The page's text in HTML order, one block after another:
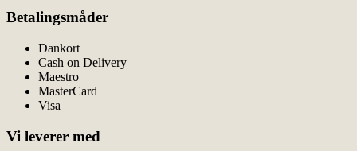
Betalingsmåder
Dankort
Cash on Delivery
Maestro
MasterCard
Visa
Vi leverer med